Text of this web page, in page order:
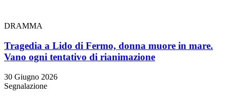
DRAMMA
Tragedia a Lido di Fermo, donna muore in mare.
Vano ogni tentativo di rianimazione
30 Giugno 2026
Segnalazione